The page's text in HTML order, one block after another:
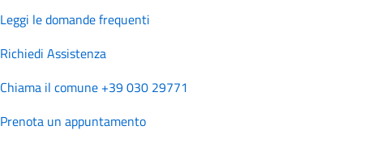
Leggi le domande frequenti
Richiedi Assistenza
Chiama il comune +39 030 29771
Prenota un appuntamento